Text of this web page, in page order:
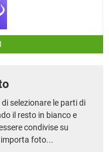
selezionare le parti di
il resto in bianco e
condivise su
importa foto...